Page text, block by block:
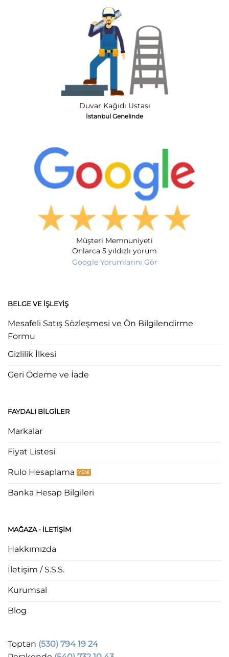
Duvar Kağıdı Ustası
İstanbul Genelinde
Müşteri Memnuniyeti
Onlarca 5 yıldızlı yorum
Google Yorumlarını Gör
BELGE VE İŞLEYIŞ
Mesafeli Satış Sözleşmesi ve Ön Bilgilendirme
Formu
Gizlilik İlkesi
Geri Ödeme ve İade
FAYDALI BILGILER
Markalar
Fiyat Listesi
Rulo Hesaplama
Banka Hesap Bilgileri
MAĞAZA - ILETIŞIM
Hakkımızda
İletişim / S.S.S.
Kurumsal
Blog
Toptan (530) 794 19 24